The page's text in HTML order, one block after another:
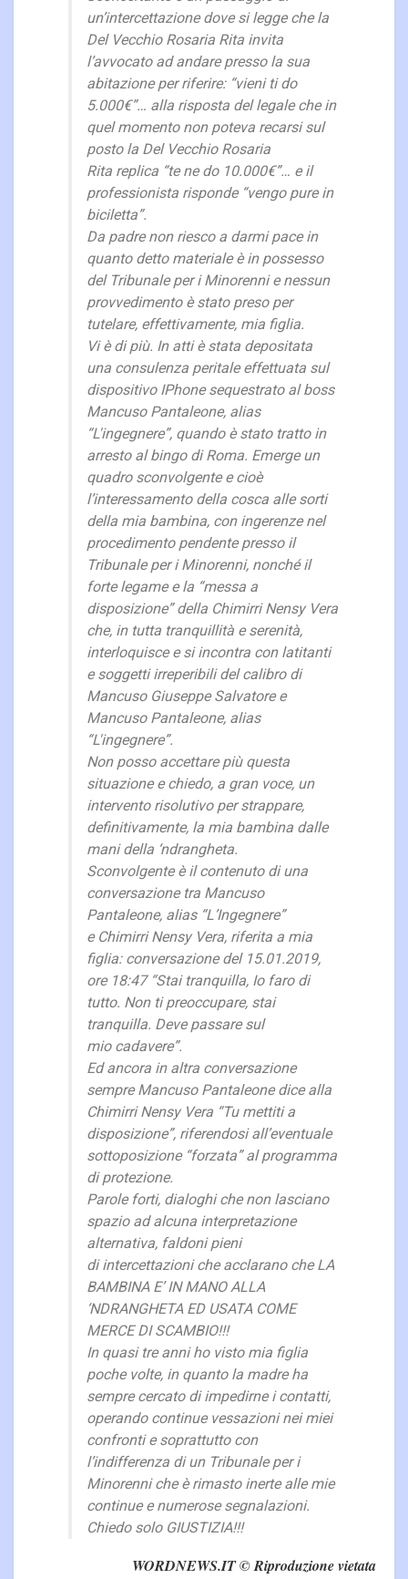
un’intercettazione dove si legge che la
Del Vecchio Rosaria Rita invita
l’avvocato ad andare presso la sua
abitazione per riferire: “vieni ti do
5.000€”… alla risposta del legale che in
quel momento non poteva recarsi sul
posto la Del Vecchio Rosaria
Rita replica “te ne do 10.000€”… e il
professionista risponde “vengo pure in
biciletta”.
Da padre non riesco a darmi pace in
quanto detto materiale è in possesso
del Tribunale per i Minorenni e nessun
provvedimento è stato preso per
tutelare, effettivamente, mia figlia.
Vi è di più. In atti è stata depositata
una consulenza peritale effettuata sul
dispositivo IPhone sequestrato al boss
Mancuso Pantaleone, alias
“L'ingegnere”, quando è stato tratto in
arresto al bingo di Roma. Emerge un
quadro sconvolgente e cioè
l’interessamento della cosca alle sorti
della mia bambina, con ingerenze nel
procedimento pendente presso il
Tribunale per i Minorenni, nonché il
forte legame e la “messa a
disposizione” della Chimirri Nensy Vera
che, in tutta tranquillità e serenità,
interloquisce e si incontra con latitanti
e soggetti irreperibili del calibro di
Mancuso Giuseppe Salvatore e
Mancuso Pantaleone, alias
“L'ingegnere”.
Non posso accettare più questa
situazione e chiedo, a gran voce, un
intervento risolutivo per strappare,
definitivamente, la mia bambina dalle
mani della ‘ndrangheta.
Sconvolgente è il contenuto di una
conversazione tra Mancuso
Pantaleone, alias “L’Ingegnere”
e Chimirri Nensy Vera, riferita a mia
figlia: conversazione del 15.01.2019,
ore 18:47 “Stai tranquilla, Io faro di
tutto. Non ti preoccupare, stai
tranquilla. Deve passare sul
mio cadavere”.
Ed ancora in altra conversazione
sempre Mancuso Pantaleone dice alla
Chimirri Nensy Vera “Tu mettiti a
disposizione”, riferendosi all’eventuale
sottoposizione “forzata” al programma
di protezione.
Parole forti, dialoghi che non lasciano
spazio ad alcuna interpretazione
alternativa, faldoni pieni
di intercettazioni che acclarano che LA
BAMBINA E’ IN MANO ALLA
‘NDRANGHETA ED USATA COME
MERCE DI SCAMBIO!!!
In quasi tre anni ho visto mia figlia
poche volte, in quanto la madre ha
sempre cercato di impedirne i contatti,
operando continue vessazioni nei miei
confronti e soprattutto con
l’indifferenza di un Tribunale per i
Minorenni che è rimasto inerte alle mie
continue e numerose segnalazioni.
Chiedo solo GIUSTIZIA!!!
WORDNEWS.IT © Riproduzione vietata